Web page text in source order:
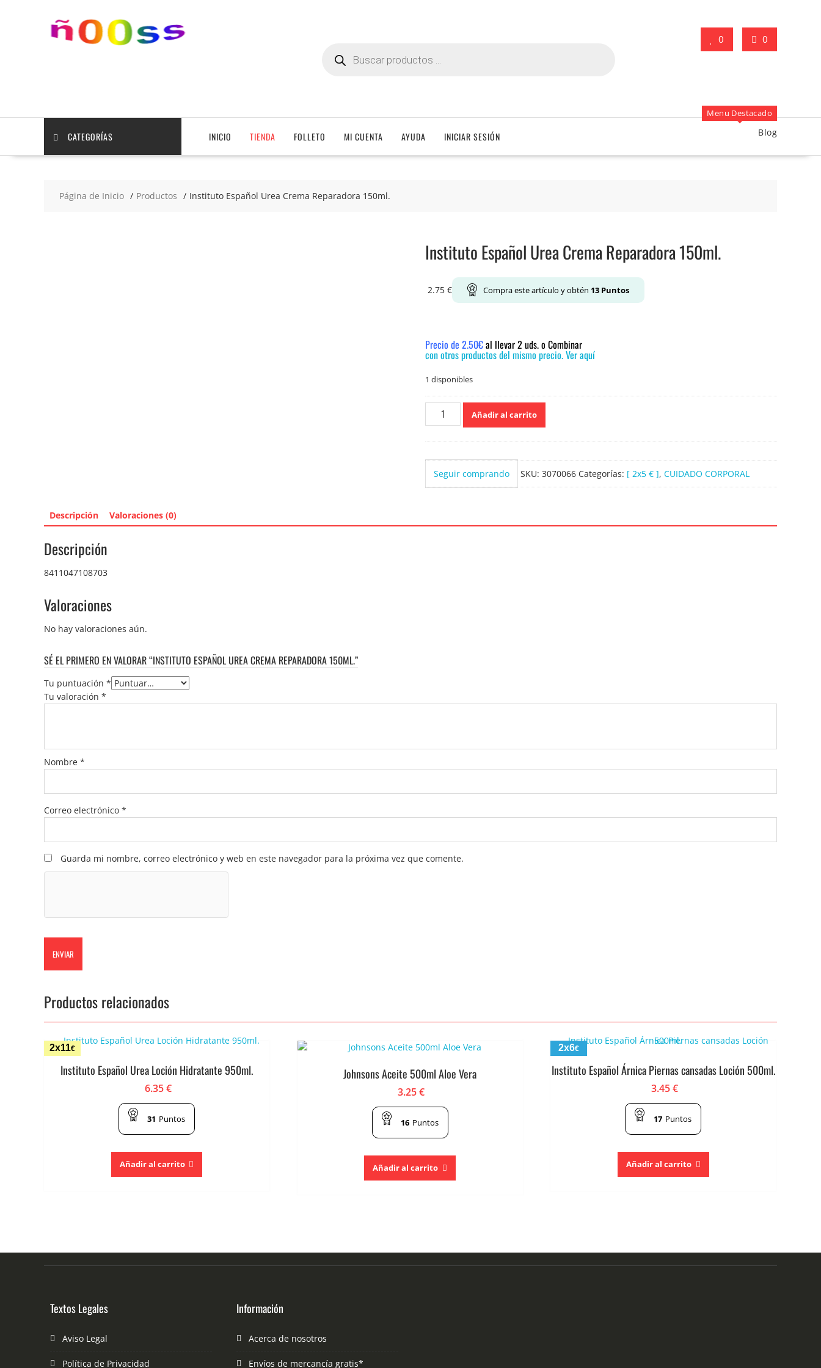
0 0
productos
CATEGORÍAS INICIO TIENDA FOLLETO MI CUENTA AYUDA INICIAR SESIÓN
Menu Destacado
Blog
Página de Inicio Productos Instituto Español Urea Crema Reparadora 150ml.
Instituto Español Urea Crema Reparadora 150ml.
2.75 € Compra este artículo y obtén 13 Puntos
Precio de 2.50€al llevar 2 uds. o Combinar
con otros productos del mismo precio. Ver aquí
1 disponibles
Instituto
Reparadora
150ml.
cantidad
Añadir al carrito
Seguir comprando SKU: 3070066 Categorías: [ 2x5 € ], CUIDADO CORPORAL
Descripción Valoraciones (0)
Descripción
8411047108703
Valoraciones
No hay valoraciones aún.
SÉ EL PRIMERO EN VALORAR “INSTITUTO ESPAÑOL UREA CREMA REPARADORA 150ML.”
Tu puntuación *
Tu valoración *
Nombre *
Correo electrónico *
Guarda mi nombre, correo electrónico y web en este navegador para la próxima vez que comente.
Productos relacionados
2x11€
Instituto Español Urea Loción Hidratante 950ml.
6.35€
31 Puntos
Añadir al carrito
Johnsons Aceite 500ml Aloe Vera
3.25€
16 Puntos
Añadir al carrito
2x6€
Instituto Español Árnica Piernas cansadas Loción 500ml.
3.45€
17 Puntos
Añadir al carrito
Textos Legales
Aviso Legal
Política de Privacidad
Información
Acerca de nosotros
Envíos de mercancía gratis*